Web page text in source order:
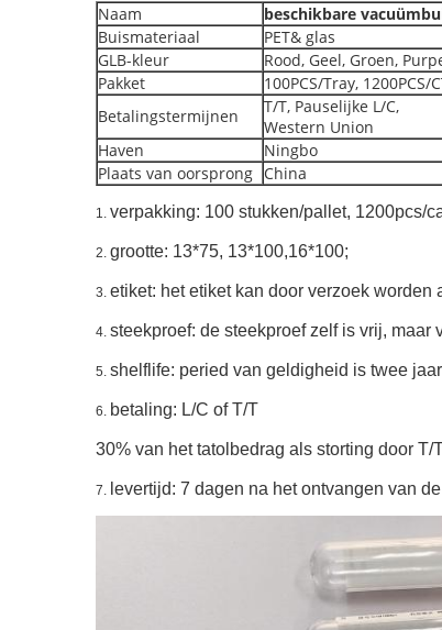
Naam
beschikbare
Buismateriaal
PET& glas
GLB-kleur
Rood, Geel, Groen,
Pakket
100PCS/Tray, 1200PCS/
Betalingstermijnen
T/T, Pauselijke L/C,
Western Union
Haven
Ningbo
Plaats van oorsprong China
1. verpakking: 100 stukken/pallet, 1200pcs/
2. grootte: 13*75, 13*100,16*100;
3. etiket: het etiket kan door verzoek worden
4. steekproef: de steekproef zelf is vrij, maar
5. shelflife: peried van geldigheid is twee
6. betaling: L/C of T/T
30% van het tatolbedrag als storting door
7. levertijd: 7 dagen na het ontvangen van